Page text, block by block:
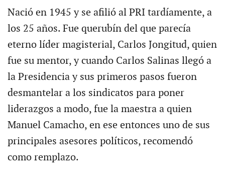
Nació en 1945 y se afilió al PRI tardíamente, a
los 25 años. Fue querubín del que parecía
eterno líder magisterial, Carlos Jongitud, quien
fue su mentor, y cuando Carlos Salinas llegó a
la Presidencia y sus primeros pasos fueron
desmantelar a los sindicatos para poner
liderazgos a modo, fue la maestra a quien
Manuel Camacho, en ese entonces uno de sus
principales asesores políticos, recomendó
como remplazo.